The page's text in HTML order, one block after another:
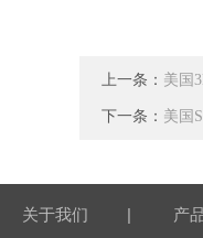
上一条： 美国
下一条： 美国
关于我们 | 产